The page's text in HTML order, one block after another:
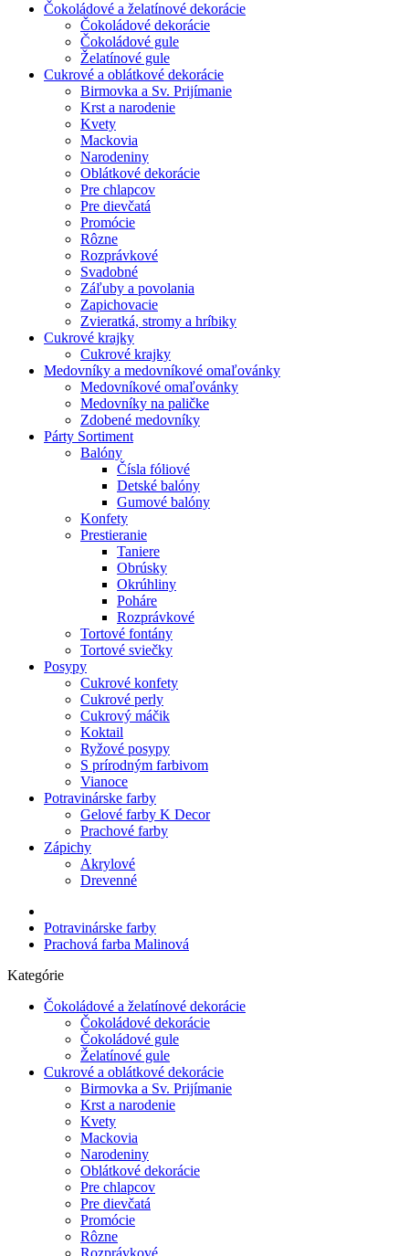
Čokoládové a želatínové dekorácie
Čokoládové dekorácie
Čokoládové gule
Želatínové gule
Cukrové a oblátkové dekorácie
Birmovka a Sv. Prijímanie
Krst a narodenie
Kvety
Mackovia
Narodeniny
Oblátkové dekorácie
Pre chlapcov
Pre dievčatá
Promócie
Rôzne
Rozprávkové
Svadobné
Záľuby a povolania
Zapichovacie
Zvieratká, stromy a hríbiky
Cukrové krajky
Cukrové krajky
Medovníky a medovníkové omaľovánky
Medovníkové omaľovánky
Medovníky na paličke
Zdobené medovníky
Párty Sortiment
Balóny
Čísla fóliové
Detské balóny
Gumové balóny
Konfety
Prestieranie
Taniere
Obrúsky
Okrúhliny
Poháre
Rozprávkové
Tortové fontány
Tortové sviečky
Posypy
Cukrové konfety
Cukrové perly
Cukrový máčik
Koktail
Ryžové posypy
S prírodným farbivom
Vianoce
Potravinárske farby
Gelové farby K Decor
Prachové farby
Zápichy
Akrylové
Drevenné
Potravinárske farby
Prachová farba Malinová
Kategórie
Čokoládové a želatínové dekorácie
Čokoládové dekorácie
Čokoládové gule
Želatínové gule
Cukrové a oblátkové dekorácie
Birmovka a Sv. Prijímanie
Krst a narodenie
Kvety
Mackovia
Narodeniny
Oblátkové dekorácie
Pre chlapcov
Pre dievčatá
Promócie
Rôzne
Rozprávkové